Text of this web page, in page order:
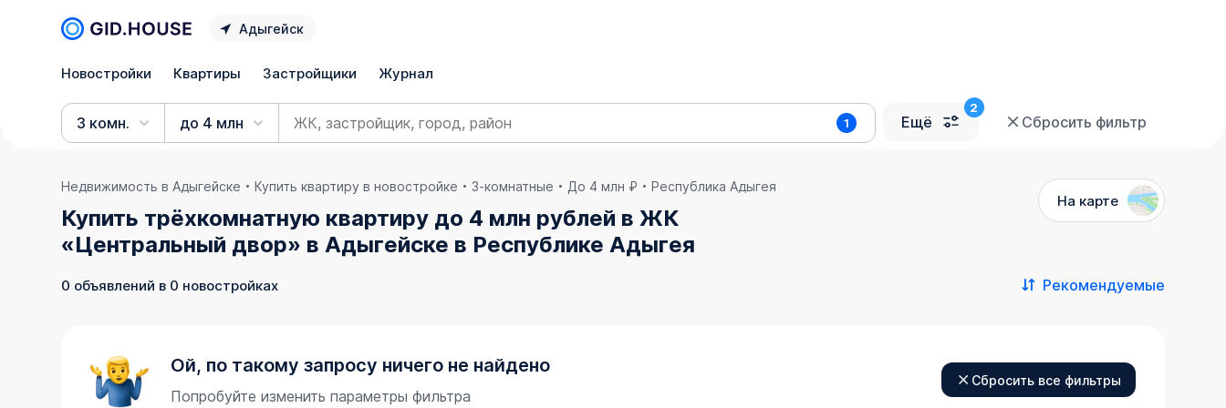
Адыгейск
Новостройки Квартиры Застройщики Журнал
3 комн. до 4 млн 1 Ещё Сбросить фильтр
Недвижимость в Адыгейске Купить квартиру в новостройке 3-комнатные До 4 млн ₽ Республика Адыгея
Купить трёхкомнатную квартиру до 4 млн рублей в ЖК
«Центральный двор» в Адыгейске в Республике Адыгея
На карте
0 объявлений в 0 новостройках Рекомендуемые
Ой, по такому запросу ничего не найдено
Попробуйте изменить параметры фильтра
Сбросить все фильтры